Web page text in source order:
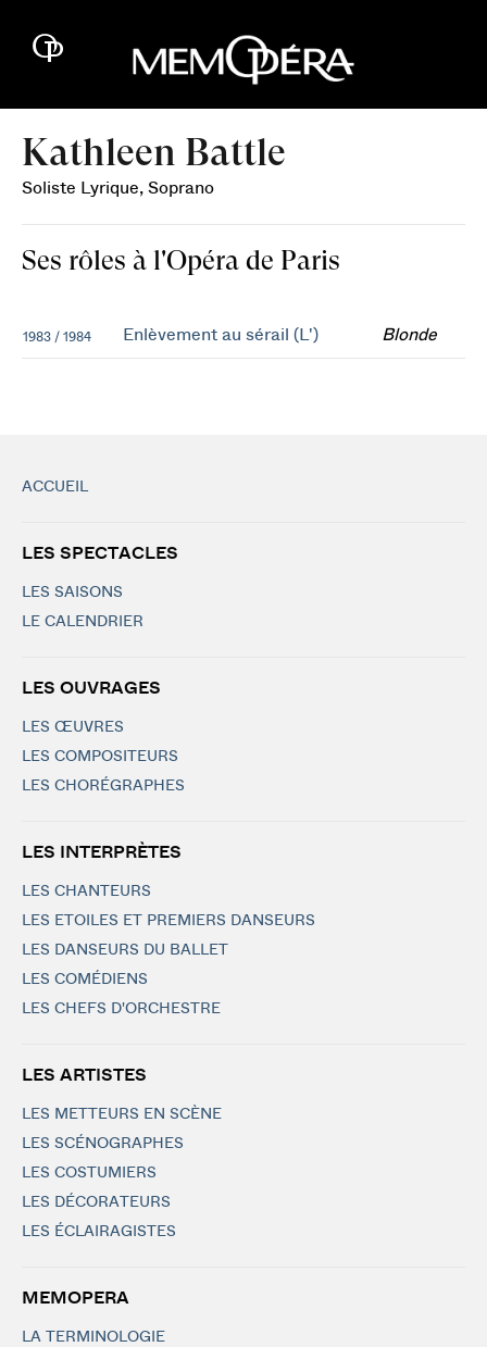
Kathleen Battle
Soliste Lyrique, Soprano
Ses rôles à l'Opéra de Paris
1983 / 1984 Enlèvement au sérail (L') Blonde
ACCUEIL
LES SPECTACLES
LES SAISONS
LE CALENDRIER
LES OUVRAGES
LES ŒUVRES
LES COMPOSITEURS
LES CHORÉGRAPHES
LES INTERPRÈTES
LES CHANTEURS
LES ETOILES ET PREMIERS DANSEURS
LES DANSEURS DU BALLET
LES COMÉDIENS
LES CHEFS D'ORCHESTRE
LES ARTISTES
LES METTEURS EN SCÈNE
LES SCÉNOGRAPHES
LES COSTUMIERS
LES DÉCORATEURS
LES ÉCLAIRAGISTES
MEMOPERA
LA TERMINOLOGIE